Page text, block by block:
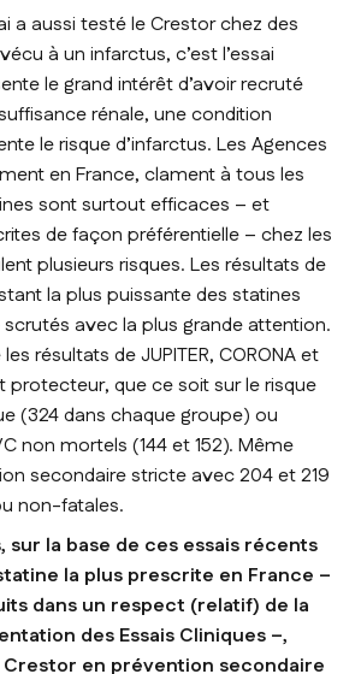
a aussi testé le Crestor chez des
à un infarctus, c’est l’essai
le grand intérêt d’avoir recruté
rénale, une condition
le risque d’infarctus. Les Agences
en France, clament à tous les
sont surtout efficaces – et
de façon préférentielle – chez les
plusieurs risques. Les résultats de
la plus puissante des statines
avec la plus grande attention.
résultats de JUPITER, CORONA et
protecteur, que ce soit sur le risque
(324 dans chaque groupe) ou
non mortels (144 et 152). Même
secondaire stricte avec 204 et 219
non-fatales.
la base de ces essais récents
la plus prescrite en France –
dans un respect (relatif) de la
des Essais Cliniques –,
en prévention secondaire